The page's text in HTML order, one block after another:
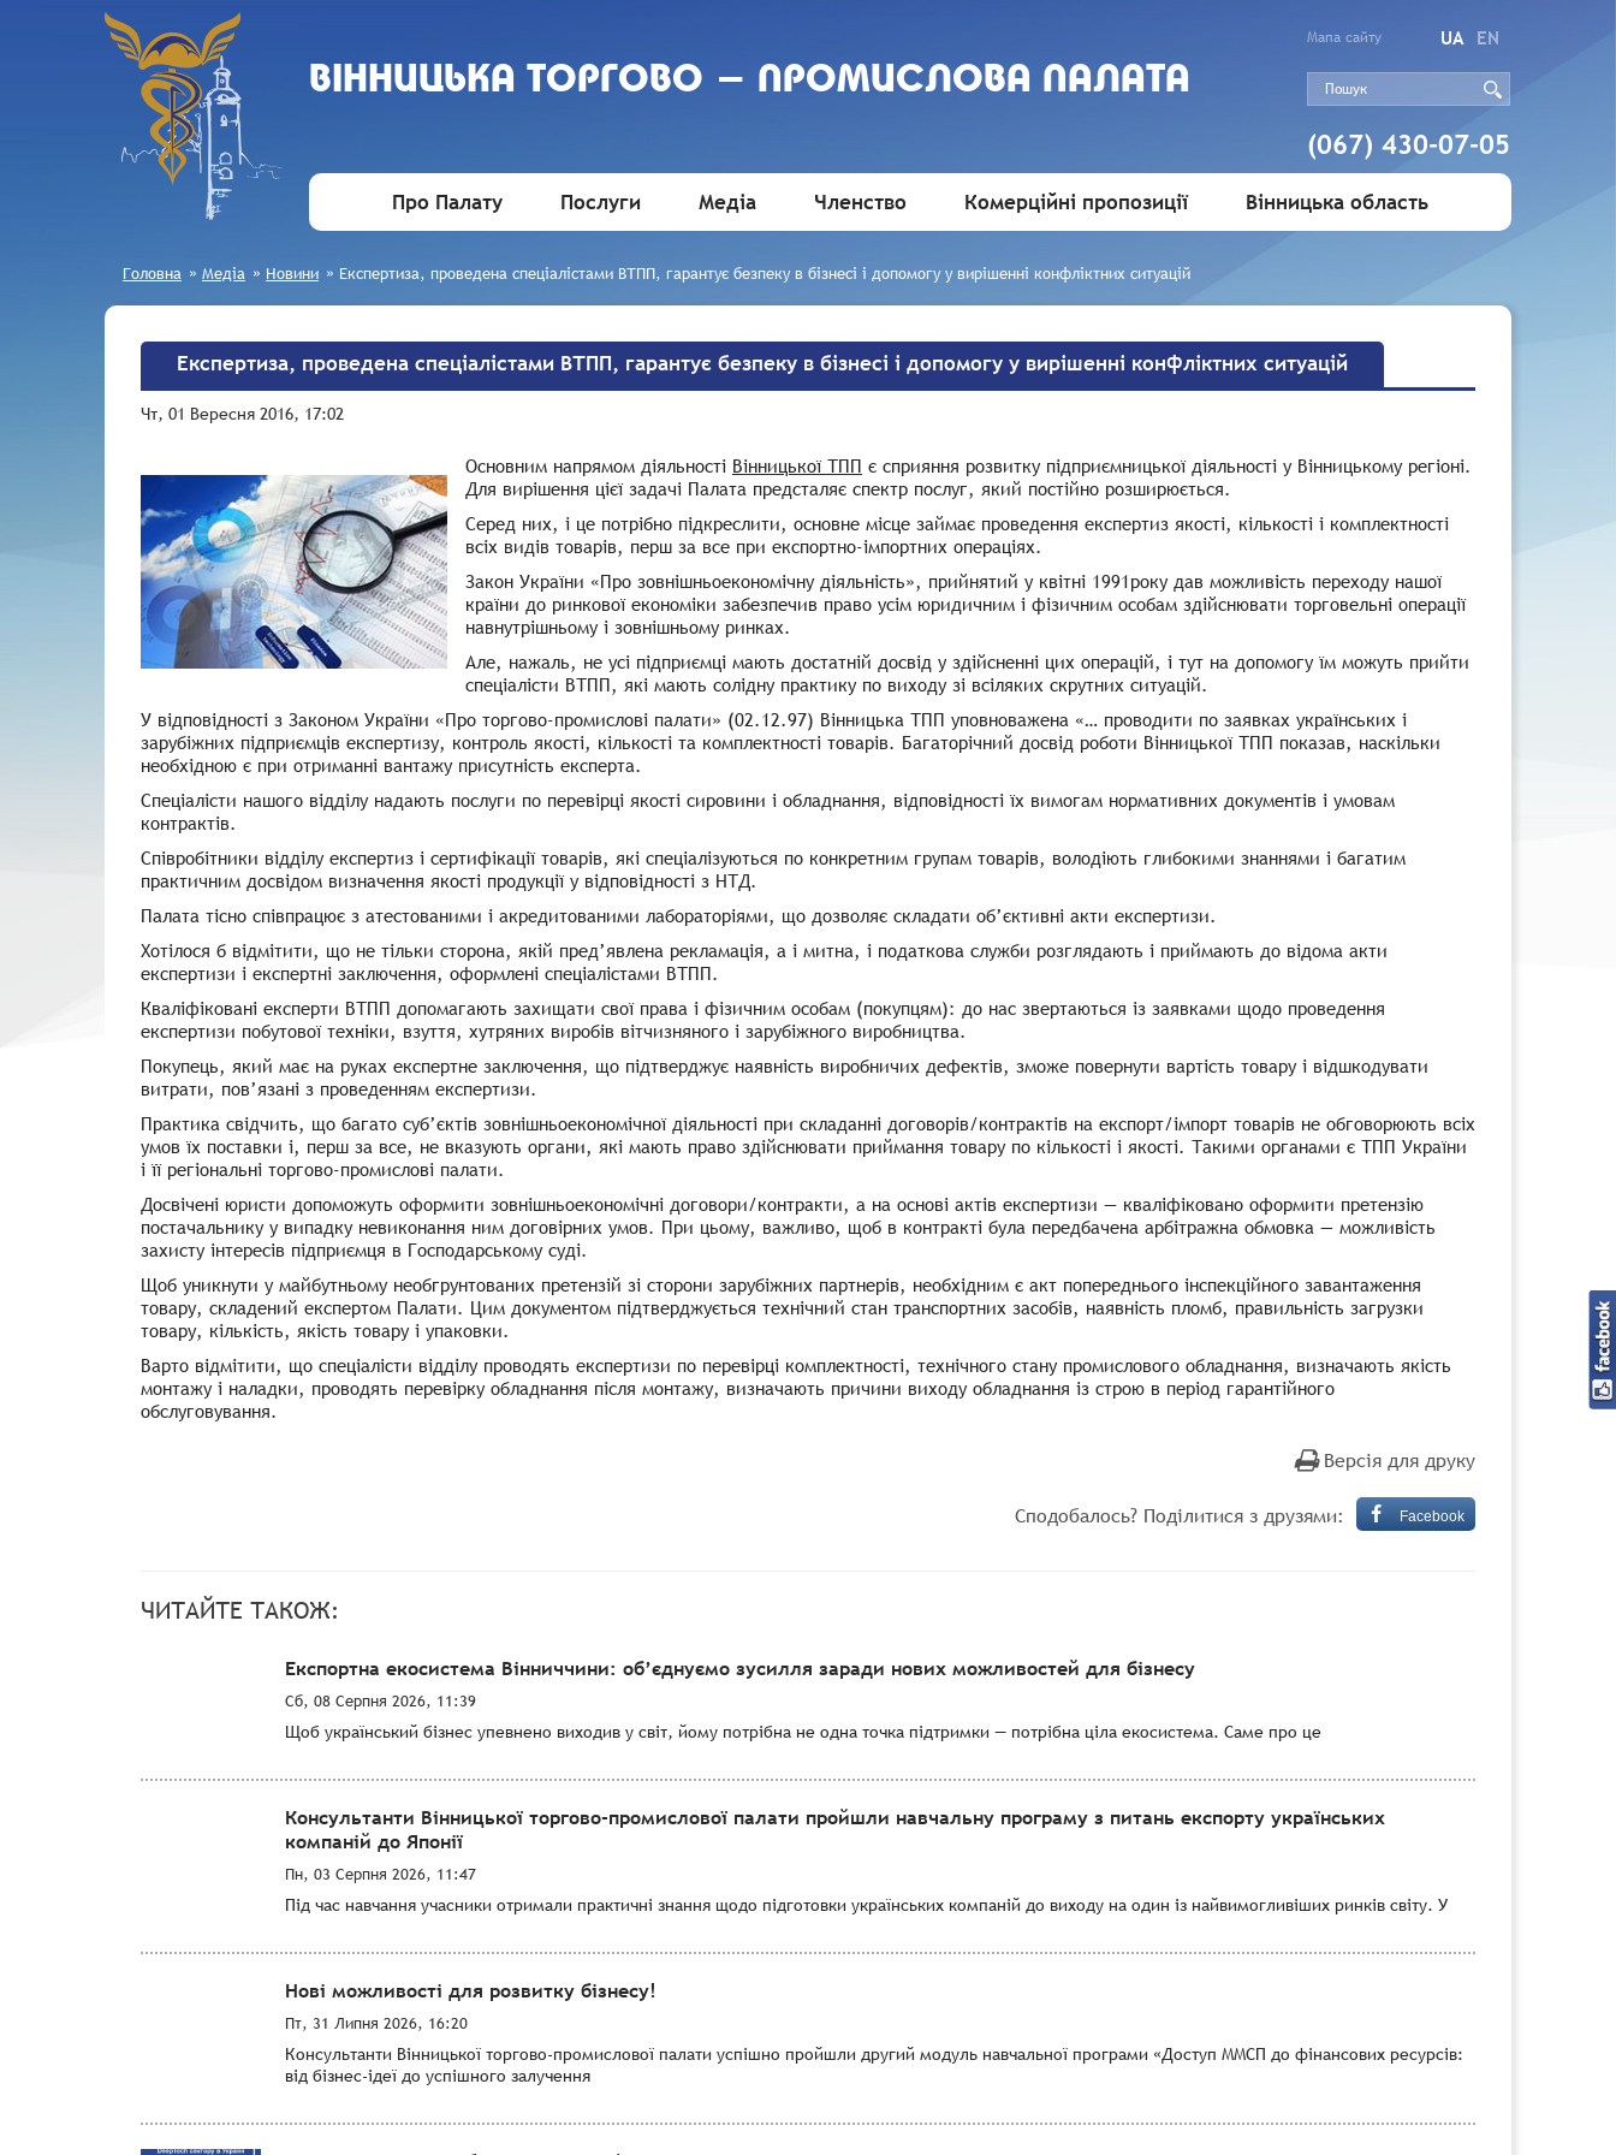
ВIННИЦЬКА ТОРГОВО - ПРОМИСЛОВА ПАЛАТА
Мапа сайту UA EN
(067) 430-07-05
Про Палату Послуги Медіа Членство Комерційні пропозиції Вінницька область
Головна » Медіа » Новини » Експертиза, проведена спеціалістами ВТПП, гарантує безпеку в бізнесі і допомогу у вирішенні конфліктних ситуацій
Експертиза, проведена спеціалістами ВТПП, гарантує безпеку в бізнесі і допомогу у вирішенні конфліктних ситуацій
Чт, 01 Вересня 2016, 17:02
Основним напрямом діяльності Вінницької ТПП є сприяння розвитку підприємницької діяльності у Вінницькому регіоні.
Для вирішення цієї задачі Палата предсталяє спектр послуг, який постійно розширюється.
Серед них, і це потрібно підкреслити, основне місце займає проведення експертиз якості, кількості і комплектності
всіх видів товарів, перш за все при експортно-імпортних операціях.
Закон України «Про зовнішньоекономічну діяльність», прийнятий у квітні 1991року дав можливість переходу нашої
країни до ринкової економіки забезпечив право усім юридичним і фізичним особам здійснювати торговельні операції
навнутрішньому і зовнішньому ринках.
Але, нажаль, не усі підприємці мають достатній досвід у здійсненні цих операцій, і тут на допомогу їм можуть прийти
спеціалісти ВТПП, які мають солідну практику по виходу зі всіляких скрутних ситуацій.
У відповідності з Законом України «Про торгово-промислові палати» (02.12.97) Вінницька ТПП уповноважена «… проводити по заявках українських і
зарубіжних підприємців експертизу, контроль якості, кількості та комплектності товарів. Багаторічний досвід роботи Вінницької ТПП показав, наскільки
необхідною є при отриманні вантажу присутність експерта.
Спеціалісти нашого відділу надають послуги по перевірці якості сировини і обладнання, відповідності їх вимогам нормативних документів і умовам
контрактів.
Співробітники відділу експертиз і сертифікації товарів, які спеціалізуються по конкретним групам товарів, володіють глибокими знаннями і багатим
практичним досвідом визначення якості продукції у відповідності з НТД.
Палата тісно співпрацює з атестованими і акредитованими лабораторіями, що дозволяє складати об’єктивні акти експертизи.
Хотілося б відмітити, що не тільки сторона, якій пред’явлена рекламація, а і митна, і податкова служби розглядають і приймають до відома акти
експертизи і експертні заключення, оформлені спеціалістами ВТПП.
Кваліфіковані експерти ВТПП допомагають захищати свої права і фізичним особам (покупцям): до нас звертаються із заявками щодо проведення
експертизи побутової техніки, взуття, хутряних виробів вітчизняного і зарубіжного виробництва.
Покупець, який має на руках експертне заключення, що підтверджує наявність виробничих дефектів, зможе повернути вартість товару і відшкодувати
витрати, пов’язані з проведенням експертизи.
Практика свідчить, що багато суб’єктів зовнішньоекономічної діяльності при складанні договорів/контрактів на експорт/імпорт товарів не обговорюють всіх
умов їх поставки і, перш за все, не вказують органи, які мають право здійснювати приймання товару по кількості і якості. Такими органами є ТПП України
і її регіональні торгово-промислові палати.
Досвічені юристи допоможуть оформити зовнішньоекономічні договори/контракти, а на основі актів експертизи — кваліфіковано оформити претензію
постачальнику у випадку невиконання ним договірних умов. При цьому, важливо, щоб в контракті була передбачена арбітражна обмовка — можливість
захисту інтересів підприємця в Господарському суді.
Щоб уникнути у майбутньому необгрунтованих претензій зі сторони зарубіжних партнерів, необхідним є акт попереднього інспекційного завантаження
товару, складений експертом Палати. Цим документом підтверджується технічний стан транспортних засобів, наявність пломб, правильність загрузки
товару, кількість, якість товару і упаковки.
Варто відмітити, що спеціалісти відділу проводять експертизи по перевірці комплектності, технічного стану промислового обладнання, визначають якість
монтажу і наладки, проводять перевірку обладнання після монтажу, визначають причини виходу обладнання із строю в період гарантійного
обслуговування.
Версія для друку
Сподобалось? Поділитися з друзями: Facebook
ЧИТАЙТЕ ТАКОЖ:
Експортна екосистема Вінниччини: об’єднуємо зусилля заради нових можливостей для бізнесу
Сб, 08 Серпня 2026, 11:39
Щоб український бізнес упевнено виходив у світ, йому потрібна не одна точка підтримки — потрібна ціла екосистема. Саме про це
Консультанти Вінницької торгово-промислової палати пройшли навчальну програму з питань експорту українських
компаній до Японії
Пн, 03 Серпня 2026, 11:47
Під час навчання учасники отримали практичні знання щодо підготовки українських компаній до виходу на один із найвимогливіших ринків світу. У
Нові можливості для розвитку бізнесу!
Пт, 31 Липня 2026, 16:20
Консультанти Вінницької торгово-промислової палати успішно пройшли другий модуль навчальної програми «Доступ ММСП до фінансових ресурсів:
від бізнес-ідеї до успішного залучення